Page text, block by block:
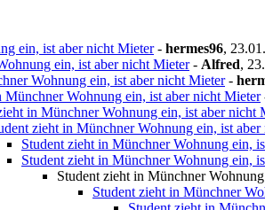
ein, ist aber nicht Mieter- hermes96,
ein, ist aber nicht Mieter- Alfred,
Wohnung ein, ist aber nicht Mieter-
Münchner Wohnung ein, ist aber nicht Mieter
in Münchner Wohnung ein, ist aber nicht
zieht in Münchner Wohnung ein, ist
Student zieht in Münchner Wohnung ein,
Student zieht in Münchner Wohnung ein,
Student zieht in Münchner
Student zieht in Münchner